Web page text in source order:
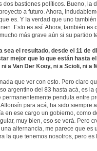
bastiones políticos. Bueno, la
a futuro. Ahora,
es. Y la verdad que uno
Esto es así. Ahora, también es
más grave aún si su partido
el resultado, desde el 11 de
mejor que lo que están hasta
a Van Der Kooy, ni a Scioli, ni a
que ver con esto. Pero claro
argentino del 83 hasta acá, es
pendula entre
para acá, ha sido siempre
en ese cargo un gobierno, como
muy bien, eso se verá. Pero
alternancia, me parece que es
la que tenemos nosotros, pero